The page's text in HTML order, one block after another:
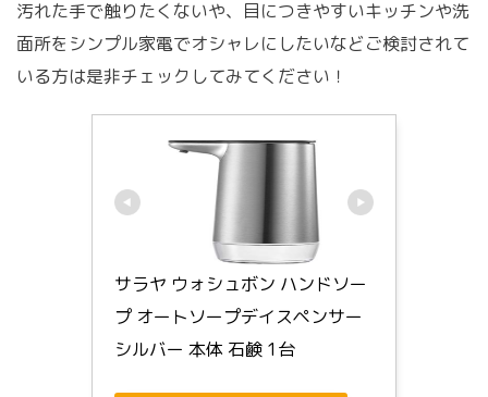
汚れた手で触りたくないや、目につきやすいキッチンや洗
面所をシンプル家電でオシャレにしたいなどご検討されて
いる方は是非チェックしてみてください！
サラヤ ウォシュボン ハンドソー
プ オートソープデイスペンサー
シルバー 本体 石鹸 1台